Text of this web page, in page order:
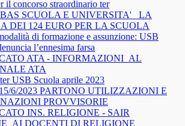
il concorso straordinario ter
SCUOLA E UNIVERSITA'_ LA
DEI 124 EURO PER LA SCUOLA
di formazione e assunzione: USB
l’ennesima farsa
ATA - INFORMAZIONI_AL
ATA
USB Scuola aprile 2023
6/2023 PARTONO UTILIZZAZIONI E
PROVVISORIE
INS. RELIGIONE - SAIR
DOCENTI DI RELIGIONE